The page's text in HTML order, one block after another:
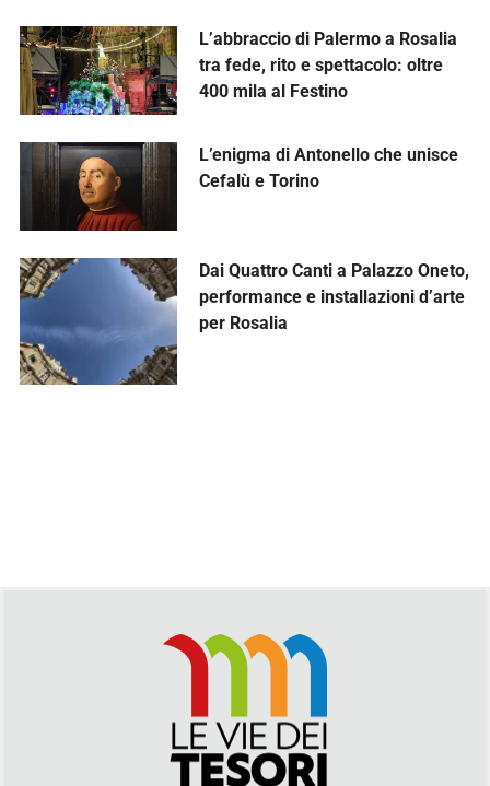
L’abbraccio di Palermo a Rosalia
tra fede, rito e spettacolo: oltre
400 mila al Festino
L’enigma di Antonello che unisce
Cefalù e Torino
Dai Quattro Canti a Palazzo Oneto,
performance e installazioni d’arte
per Rosalia